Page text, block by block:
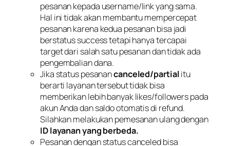
pesanan kepada username/link yang sama.
Hal ini tidak akan membantu mempercepat
pesanan karena kedua pesanan bisa jadi
berstatus success tetapi hanya tercapai
target dari salah satu pesanan dan tidak ada
pengembalian dana.
Jika status pesanancanceled/partialitu
berarti layanan tersebut tidak bisa
memberikan lebih banyak likes/followers pada
akun Anda dan saldo otomatis di refund.
Silahkan melakukan pemesanan ulang dengan
ID layanan yang berbeda.
Pesanan dengan status canceled bisa